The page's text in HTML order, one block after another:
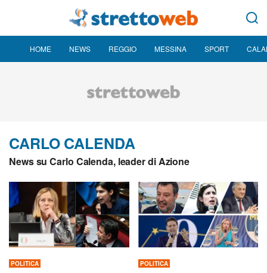
HOME NEWS REGGIO MESSINA SPORT
CARLO CALENDA
News su Carlo Calenda, leader di Azione
POLITICA POLITICA